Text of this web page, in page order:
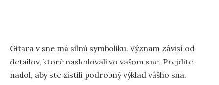
Gitara v sne má silnú symboliku. Význam závisí od
detailov, ktoré nasledovali vo vašom sne. Prejdite
nadol, aby ste zistili podrobný výklad vášho sna.